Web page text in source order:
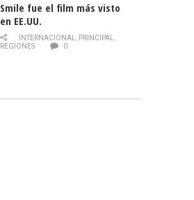
Smile fue el film más visto
en EE.UU.
INTERNACIONAL, PRINCIPAL,
REGIONES
0